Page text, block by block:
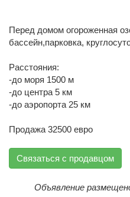
Перед домом огороженная
бассейн,парковка,
Расстояния:
-до моря 1500 м
-до центра 5 км
-до аэропорта 25 км
Продажа 32500 евро
Связаться с продавцом
Объявление